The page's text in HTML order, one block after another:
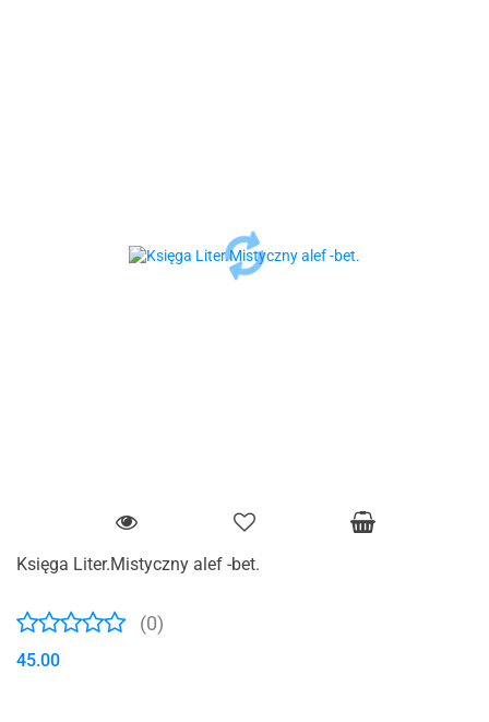
Księga Liter.Mistyczny alef -bet.
(0)
45.00